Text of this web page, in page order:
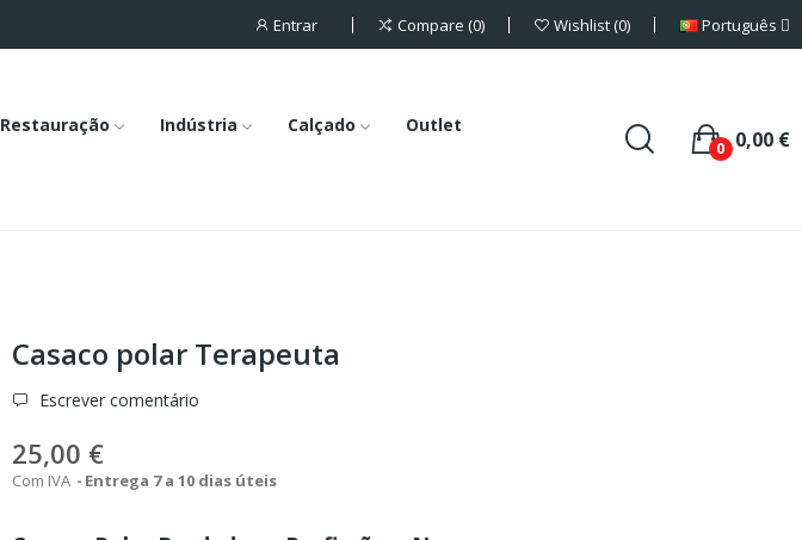
Entrar Compare 0 Wishlist 0 Português
Restauração Indústria Calçado
Outlet
0,00 €
0
Casaco polar Terapeuta
Escrever comentário
25,00 €
Com IVA Entrega 7 a 10 dias úteis